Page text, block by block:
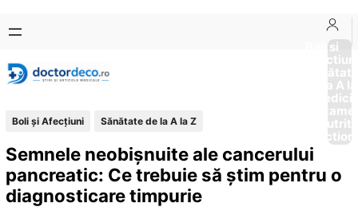
conținut
content
Boli si
Afectiuni
Sănătate
de la A
Boli și Afecțiuni Sănătate de la A la Z
Semnele neobișnuite ale cancerului
pancreatic: Ce trebuie să știm pentru o
diagnosticare timpurie